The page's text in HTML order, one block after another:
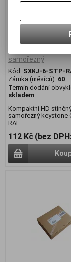
Keystone SOLARIX
samořezný
Kód: SXKJ-6-STP-
Záruka (měsíců): 60
Termín dodání
skladem
Kompaktní HD stíněný
samořezný keystone
RAL...
112 Kč (bez